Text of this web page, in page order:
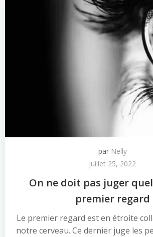
par Nelly
juillet 25, 2022
On ne doit pas juger
premier regard
Le premier regard est en étroite
notre cerveau. Ce dernier juge les